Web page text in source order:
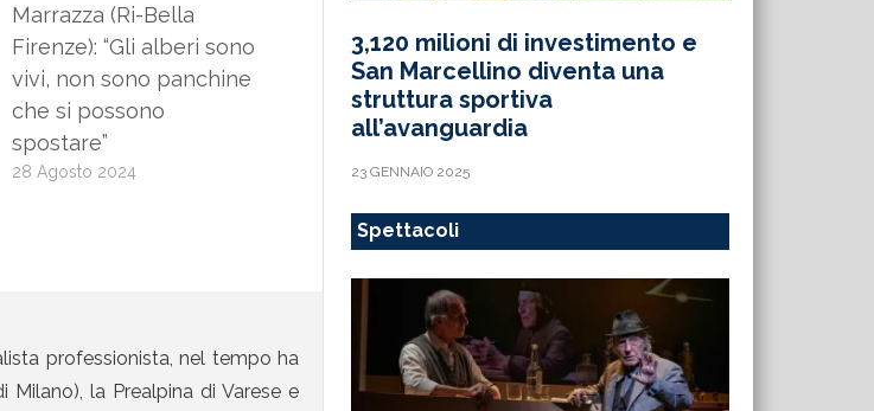
Marrazza (Ri-Bella
Firenze): “Gli alberi sono
vivi, non sono panchine
che si possono
spostare”
28 Agosto 2024
professionista, nel tempo ha
la Prealpina di Varese e
3,120 milioni di investimento e
San Marcellino diventa una
struttura sportiva
all’avanguardia
23 GENNAIO 2025
Spettacoli